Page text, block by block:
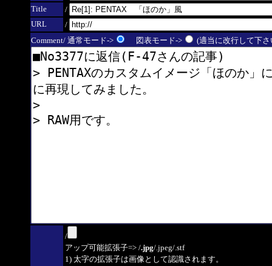
Title
/
URL
/
Comment/ 通常モード->
図表モード-> (適当に改行して下
/
アップ可能拡張子=> /.jpg/.jpeg/.stf
1) 太字の拡張子は画像として認識されます。